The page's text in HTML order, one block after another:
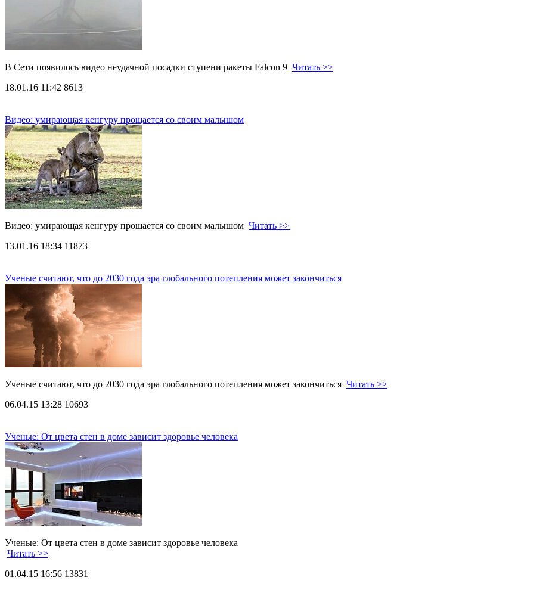
В Сети появилось видео неудачной посадки ступени ракеты Falcon 9 Читать >>
18.01.16 11:42 8613
Видео: умирающая кенгуру прощается со своим малышом
Видео: умирающая кенгуру прощается со своим малышом Читать >>
13.01.16 18:34 11873
Ученые считают, что до 2030 года эра глобального потепления может закончиться
Ученые считают, что до 2030 года эра глобального потепления может закончиться Читать >>
06.04.15 13:28 10693
Ученые: От цвета стен в доме зависит здоровье человека
Ученые: От цвета стен в доме зависит здоровье человека
Читать >>
01.04.15 16:56 13831